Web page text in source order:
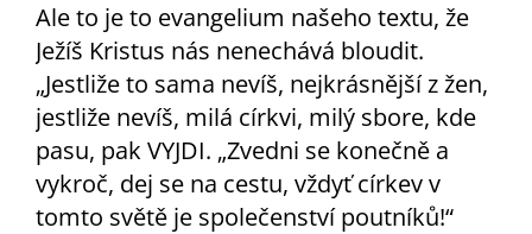
Ale to je to evangelium našeho textu, že
Ježíš Kristus nás nenechává bloudit.
„Jestliže to sama nevíš, nejkrásnější z žen,
jestliže nevíš, milá církvi, milý sbore, kde
pasu, pak VYJDI. „Zvedni se konečně a
vykroč, dej se na cestu, vždyť církev v
tomto světě je společenství poutníků!“